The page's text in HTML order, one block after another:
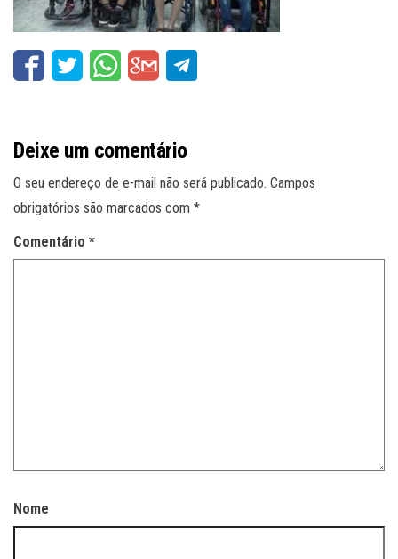
Deixe um comentário
O seu endereço de e-mail não será publicado. Campos
obrigatórios são marcados com *
Comentário *
Nome